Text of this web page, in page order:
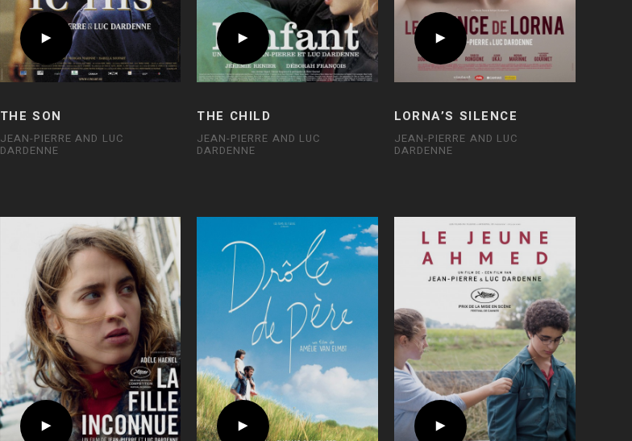
THE SON
JEAN-PIERRE AND LUC
DARDENNE
THE CHILD
JEAN-PIERRE AND LUC
DARDENNE
LORNA’S SILENCE
JEAN-PIERRE AND LUC
DARDENNE